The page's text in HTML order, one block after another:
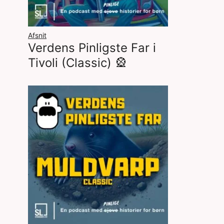
Afsnit
Verdens Pinligste Far i
Tivoli (Classic) 🎡